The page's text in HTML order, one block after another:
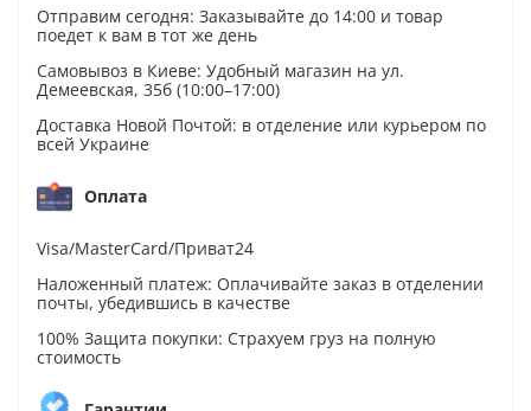
Отправим сегодня: Заказывайте до 14:00 и товар
поедет к вам в тот же день
Самовывоз в Киеве: Удобный магазин на ул.
Демеевская, 35б (10:00–17:00)
Доставка Новой Почтой: в отделение или курьером по
всей Украине
Оплата
Visa/MasterCard/Приват24
Наложенный платеж: Оплачивайте заказ в отделении
почты, убедившись в качестве
100% Защита покупки: Страхуем груз на полную
стоимость